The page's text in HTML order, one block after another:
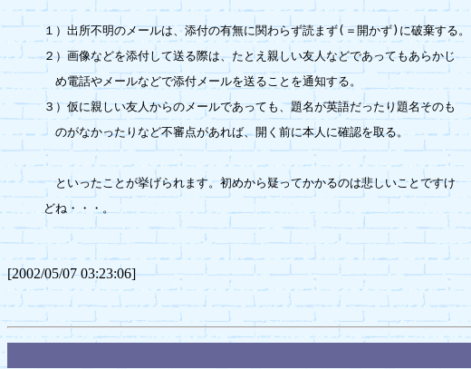
１）出所不明のメールは、添付の有無に関わらず読まず(＝開かず)に破棄する。
２）画像などを添付して送る際は、たとえ親しい友人などであってもあらかじ
め電話やメールなどで添付メールを送ることを通知する。
３）仮に親しい友人からのメールであっても、題名が英語だったり題名そのも
のがなかったりなど不審点があれば、開く前に本人に確認を取る。
といったことが挙げられます。初めから疑ってかかるのは悲しいことですけ
どね・・・。
[2002/05/07 03:23:06]